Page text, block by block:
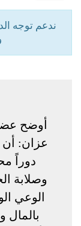
ندعم توجه
أوضح
عزان: أن
دوراً
وصلابة
الوعي
بالمال